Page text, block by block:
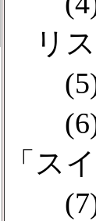
リス
(5)
(6)
「ス
(7)